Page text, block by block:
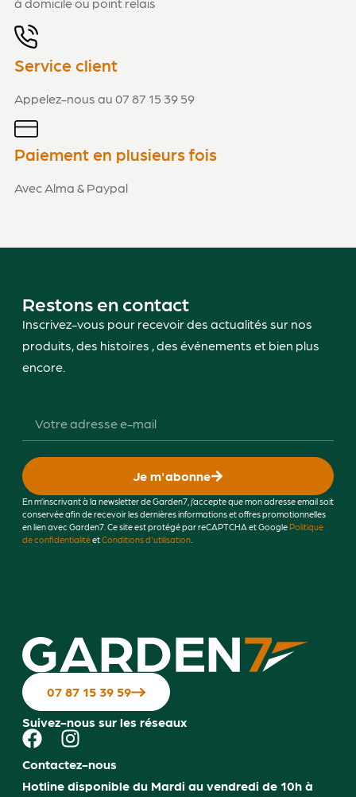
Service client
Appelez-nous au 07 87 15 39 59
Paiement en plusieurs fois
Avec Alma & Paypal
Restons en contact
Inscrivez-vous pour recevoir des actualités sur nos
produits, des histoires , des événements et bien plus
encore.
Je m'abonne
En m’inscrivant à la newsletter de Garden7, j’accepte que mon adresse email soit
conservée afin de recevoir les dernières informations et offres promotionnelles
en lien avec Garden7. Ce site est protégé par reCAPTCHA et GooglePolitique
de confidentialitéetConditions d'utilisation.
07 87 15 39 59
Suivez-nous sur les réseaux
Contactez-nous
Hotline disponible du Mardi au vendredi de 10h à